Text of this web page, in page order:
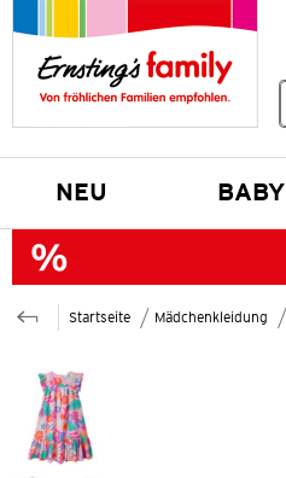
NEU BABY
Startseite Mädchenkleidung